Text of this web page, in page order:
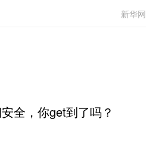
新华网
全，你get到了吗？